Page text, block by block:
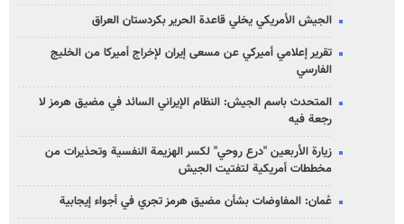
الجيش الأمريكي يخلي قاعدة الحرير بكردستان العراق
تقرير إعلامي أميركي عن مسعى إيران لإخراج أميركا من الخليج
الفارسي
المتحدث باسم الجيش: النظام الإيراني السائد في مضيق هرمز لا
رجعة فيه
زيارة الأربعين "درع روحي" لكسر الهزيمة النفسية وتحذيرات من
مخططات أمريكية لتفتيت الجيش
عُمان: المفاوضات بشأن مضيق هرمز تجري في أجواء إيجابية